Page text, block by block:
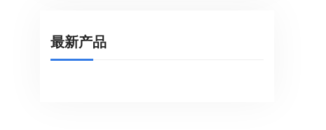
最新产品